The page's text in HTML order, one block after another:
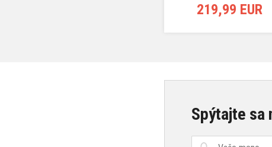
219,99 EUR
Spýtajte sa